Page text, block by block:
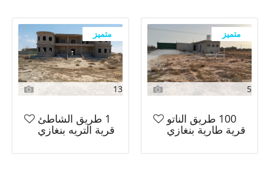
متميز
5
100 طريق الناتو
قرية طارية بنغازي
متميز
13
1 طريق الشاطئ
قرية التريه بنغازي